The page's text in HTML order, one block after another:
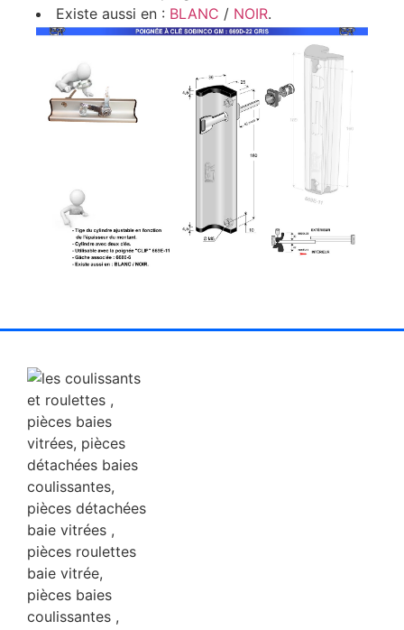
Existe aussi en : BLANC / NOIR.